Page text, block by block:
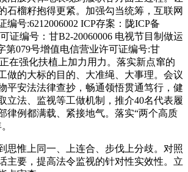
石榴籽抱得更紧。加强勾当统筹，互联网
编号:6212006002 ICP存案：陇ICP备
证编号：甘B2-20060006 电视节目制做运
第079号增值电信营业许可证编号:甘
在强化扶植上加力用力。落实新点窜的
做的大标的目的、大准绳、大事理。会议
平安法法律查抄，畅通领悟贯通笃行，健
立法、监视等工做机制，推介40名代表履
律例都满载、紧接地气。落实“两个高质
惟上同一、上连合、步伐上分歧。对照
主要，提高法令监视的针对性实效性。立